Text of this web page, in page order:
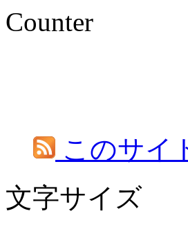
Counter
このサイ
文字サイズ